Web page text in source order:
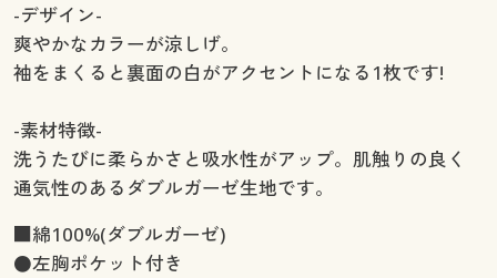
-デザイン-
爽やかなカラーが涼しげ。
袖をまくると裏面の白がアクセントになる1枚です!
-素材特徴-
洗うたびに柔らかさと吸水性がアップ。肌触りの良く
通気性のあるダブルガーゼ生地です。
■綿100%(ダブルガーゼ)
●左胸ポケット付き